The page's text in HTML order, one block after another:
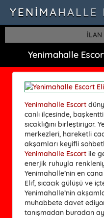
YENIMAHALLE
İLAN
Yenimahalle
Yenimahalle Escort
canlı ilçesinde,
sıcaklığını birleştiriyor.
merkezleri, hareketli
akşamları keyifli
Yenimahalle Escort ile
enerjik ruhuyla
Yenimahalle’nin en
Elif, sıcacık gülüşü ve
Yenimahalle’nin
muhabbete davet
tanışmadan buradan